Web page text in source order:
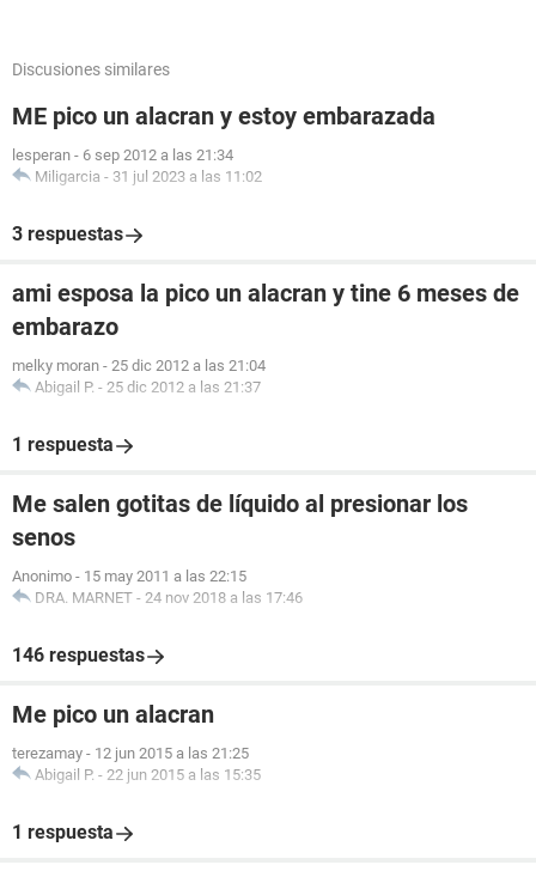
Discusiones similares
ME pico un alacran y estoy embarazada
lesperan - 6 sep 2012 a las 21:34
Miligarcia - 31 jul 2023 a las 11:02
3 respuestas
ami esposa la pico un alacran y tine 6 meses de
embarazo
melky moran - 25 dic 2012 a las 21:04
Abigail P. - 25 dic 2012 a las 21:37
1 respuesta
Me salen gotitas de líquido al presionar los
senos
Anonimo - 15 may 2011 a las 22:15
DRA. MARNET - 24 nov 2018 a las 17:46
146 respuestas
Me pico un alacran
terezamay - 12 jun 2015 a las 21:25
Abigail P. - 22 jun 2015 a las 15:35
1 respuesta